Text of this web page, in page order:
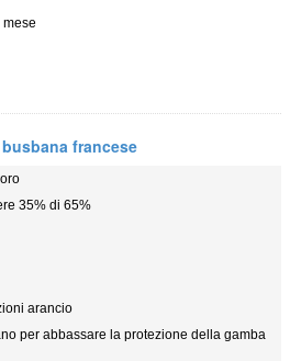
mese
francese
35% di 65%
arancio
per abbassare la protezione della gamba